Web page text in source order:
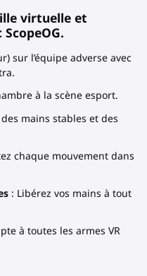
virtuelle et
sur l’équipe adverse avec
à la scène esport.
mains stables et des
chaque mouvement dans
: Libérez vos mains à tout
à toutes les armes VR